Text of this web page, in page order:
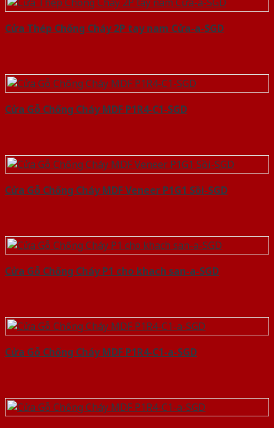
Cửa Thép Chống Cháy 2P tay nam Cửa-a-SGD
Cửa Gỗ Chống Cháy MDF P1R4-C1-SGD
Cửa Gỗ Chống Cháy MDF Veneer P1G1 Sồi-SGD
Cửa Gỗ Chống Cháy P1 cho khach san-a-SGD
Cửa Gỗ Chống Cháy MDF P1R4-C1-a-SGD